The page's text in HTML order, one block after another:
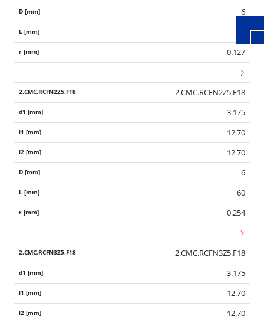
6
0.127
2.CMC.RCFN2Z5.F18
3.175
12.70
12.70
6
60
0.254
2.CMC.RCFN3Z5.F18
3.175
12.70
12.70